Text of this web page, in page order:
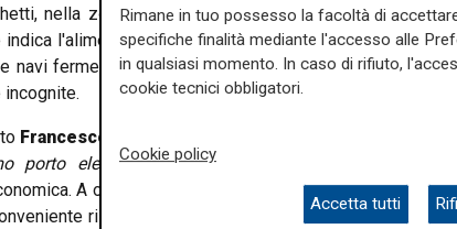
nella zona del terminal. Il tema del cold ironing -
l'alimentazione elettrica, e quindi la possibilità di
navi ferme in porto - va avanti anche sulla base degli
Francesco Maresca
porto elettrificato d'Italia
A oggi, hanno spiegato da palazzo San Giorgio,
rispetto ai carburanti utilizzati dalle navi ed è
Rimane in tuo possesso la facoltà di
specifiche finalità mediante l'accesso alle
in qualsiasi momento. In caso di rifiuto,
cookie tecnici obbligatori.
Cookie policy
Accetta tutti